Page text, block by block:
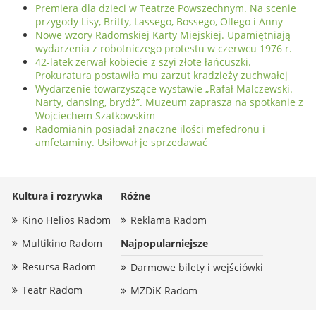
Premiera dla dzieci w Teatrze Powszechnym. Na scenie
przygody Lisy, Britty, Lassego, Bossego, Ollego i Anny
Nowe wzory Radomskiej Karty Miejskiej. Upamiętniają
wydarzenia z robotniczego protestu w czerwcu 1976 r.
42-latek zerwał kobiecie z szyi złote łańcuszki.
Prokuratura postawiła mu zarzut kradzieży zuchwałej
Wydarzenie towarzyszące wystawie „Rafał Malczewski.
Narty, dansing, brydż”. Muzeum zaprasza na spotkanie z
Wojciechem Szatkowskim
Radomianin posiadał znaczne ilości mefedronu i
amfetaminy. Usiłował je sprzedawać
Kultura i rozrywka
Kino Helios Radom
Multikino Radom
Resursa Radom
Teatr Radom
Różne
Reklama Radom
Najpopularniejsze
Darmowe bilety i wejściówki
MZDiK Radom